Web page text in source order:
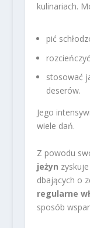
kulinariach.
pić
stosować
deserów.
Jego
wiele dań.
Z powodu
jeżyn
dbających o
regularne
sposób